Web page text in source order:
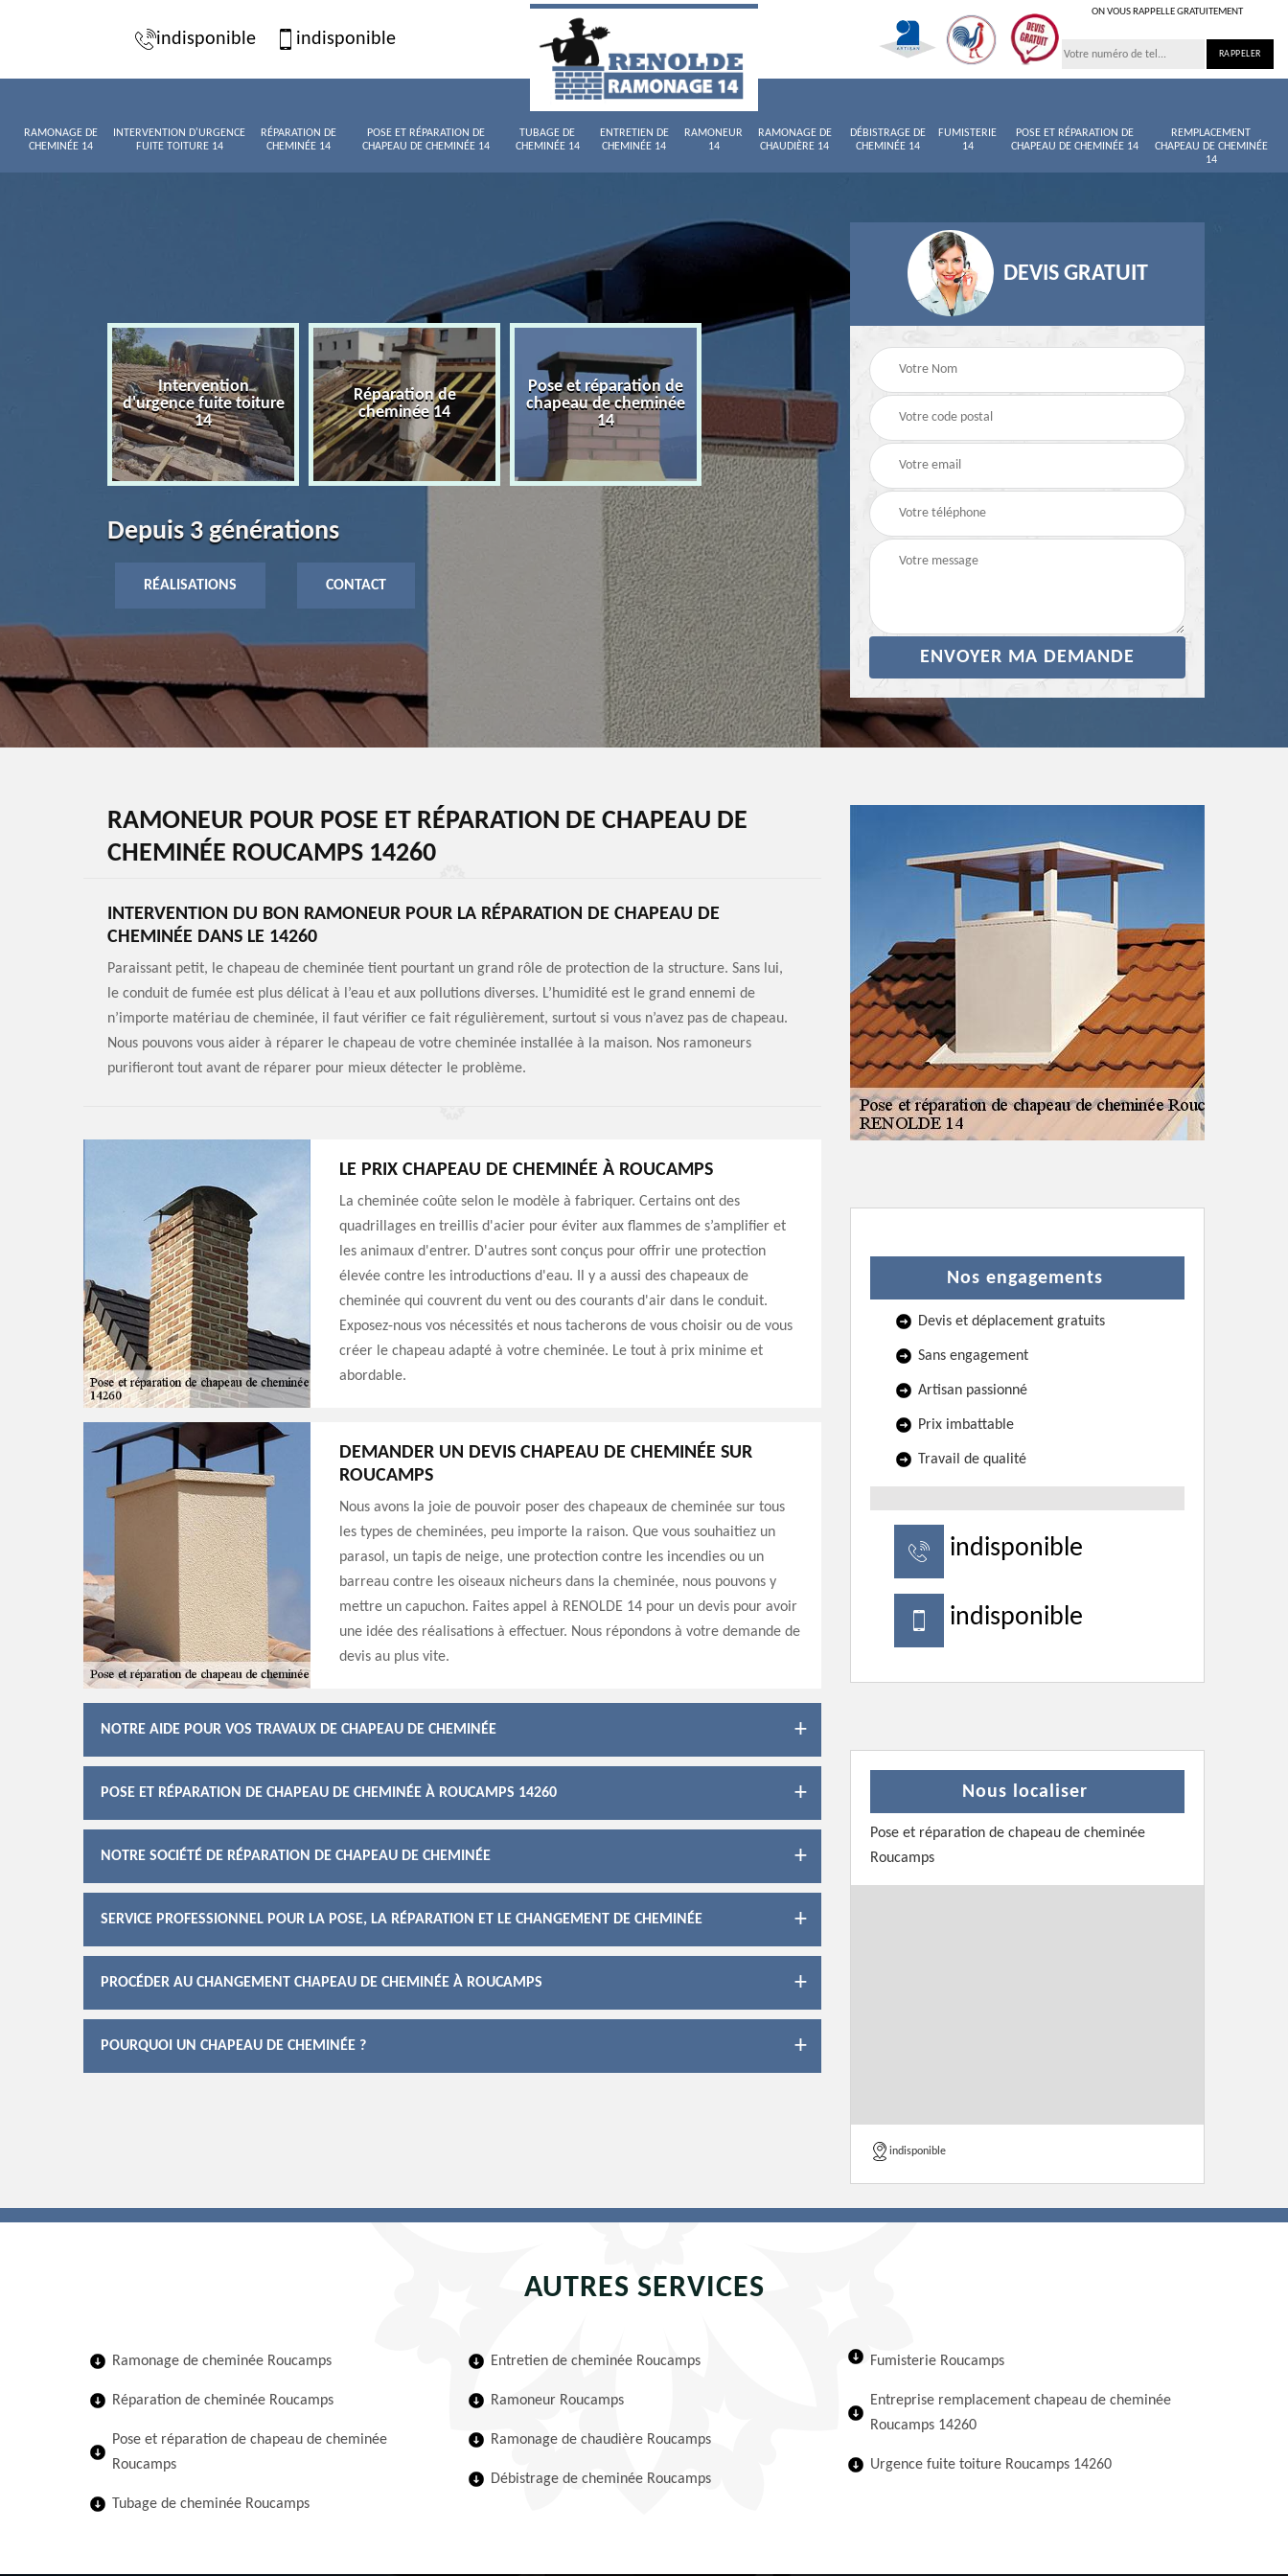
indisponible indisponible
ON VOUS RAPPELLE GRATUITEMENT
RAMONAGE DE
CHEMINÉE 14
INTERVENTION D'URGENCE
FUITE TOITURE 14
RÉPARATION DE
CHEMINÉE 14
POSE ET RÉPARATION DE
CHAPEAU DE CHEMINÉE 14
TUBAGE DE
CHEMINÉE 14
ENTRETIEN DE
CHEMINÉE 14
RAMONEUR
14
RAMONAGE DE
CHAUDIÈRE 14
DÉBISTRAGE DE
CHEMINÉE 14
FUMISTERIE
14
POSE ET RÉPARATION DE
CHAPEAU DE CHEMINÉE 14
REMPLACEMENT
CHAPEAU DE CHEMINÉE
14
Intervention
d'urgence fuite toiture
14
Réparation de
cheminée 14
Pose et réparation de
chapeau de cheminée
14
Tubage de cheminée
Entretien de cheminée
Ramoneur 14
Depuis 3 générations
RÉALISATIONS CONTACT
DEVIS GRATUIT
RAMONEUR POUR POSE ET RÉPARATION DE CHAPEAU DE
CHEMINÉE ROUCAMPS 14260
INTERVENTION DU BON RAMONEUR POUR LA RÉPARATION DE CHAPEAU DE
CHEMINÉE DANS LE 14260
Paraissant petit, le chapeau de cheminée tient pourtant un grand rôle de protection de la structure. Sans lui,
le conduit de fumée est plus délicat à l’eau et aux pollutions diverses. L’humidité est le grand ennemi de
n’importe matériau de cheminée, il faut vérifier ce fait régulièrement, surtout si vous n’avez pas de chapeau.
Nous pouvons vous aider à réparer le chapeau de votre cheminée installée à la maison. Nos ramoneurs
purifieront tout avant de réparer pour mieux détecter le problème.
LE PRIX CHAPEAU DE CHEMINÉE À ROUCAMPS
La cheminée coûte selon le modèle à fabriquer. Certains ont des
quadrillages en treillis d'acier pour éviter aux flammes de s’amplifier et
les animaux d'entrer. D'autres sont conçus pour offrir une protection
élevée contre les introductions d'eau. Il y a aussi des chapeaux de
cheminée qui couvrent du vent ou des courants d'air dans le conduit.
Exposez-nous vos nécessités et nous tacherons de vous choisir ou de vous
créer le chapeau adapté à votre cheminée. Le tout à prix minime et
abordable.
DEMANDER UN DEVIS CHAPEAU DE CHEMINÉE SUR
ROUCAMPS
Nous avons la joie de pouvoir poser des chapeaux de cheminée sur tous
les types de cheminées, peu importe la raison. Que vous souhaitiez un
parasol, un tapis de neige, une protection contre les incendies ou un
barreau contre les oiseaux nicheurs dans la cheminée, nous pouvons y
mettre un capuchon. Faites appel à RENOLDE 14 pour un devis pour avoir
une idée des réalisations à effectuer. Nous répondons à votre demande de
devis au plus vite.
NOTRE AIDE POUR VOS TRAVAUX DE CHAPEAU DE CHEMINÉE
POSE ET RÉPARATION DE CHAPEAU DE CHEMINÉE À ROUCAMPS 14260
NOTRE SOCIÉTÉ DE RÉPARATION DE CHAPEAU DE CHEMINÉE
SERVICE PROFESSIONNEL POUR LA POSE, LA RÉPARATION ET LE CHANGEMENT DE CHEMINÉE
PROCÉDER AU CHANGEMENT CHAPEAU DE CHEMINÉE À ROUCAMPS
POURQUOI UN CHAPEAU DE CHEMINÉE ?
Nos engagements
Devis et déplacement gratuits
Sans engagement
Artisan passionné
Prix imbattable
Travail de qualité
indisponible
indisponible
Nous localiser
Pose et réparation de chapeau de cheminée
Roucamps
indisponible
AUTRES SERVICES
Ramonage de cheminée Roucamps
Réparation de cheminée Roucamps
Pose et réparation de chapeau de cheminée
Roucamps
Tubage de cheminée Roucamps
Entretien de cheminée Roucamps
Ramoneur Roucamps
Ramonage de chaudière Roucamps
Débistrage de cheminée Roucamps
Fumisterie Roucamps
Entreprise remplacement chapeau de cheminée
Roucamps 14260
Urgence fuite toiture Roucamps 14260